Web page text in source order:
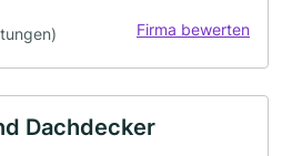
Firma bewerten
Dachdecker